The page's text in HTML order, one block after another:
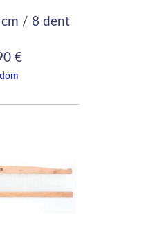
/ 8 dent
€